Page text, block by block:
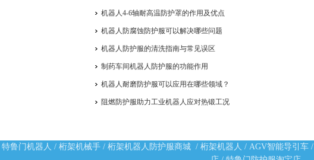
机器人4-6轴耐高温防护罩的作用及优点
机器人防腐蚀防护服可以解决哪些问题
机器人防护服的清洗指南与常见误区
制药车间机器人防护服的功能作用
机器人耐磨防护服可以应用在哪些领域？
阻燃防护服助力工业机器人应对热锻工况
特鲁门机器人 / 桁架机械手/ 桁架机器人防护服商城/ 桁架机器人 / AGV智能导引车/